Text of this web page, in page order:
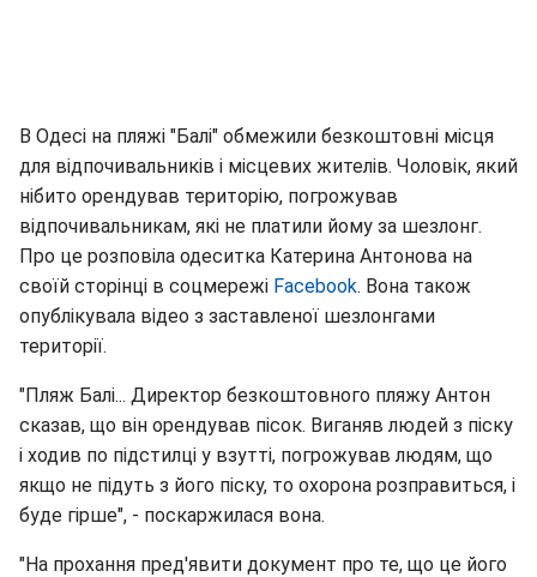
В Одесі на пляжі "Балі" обмежили безкоштовні місця
для відпочивальників і місцевих жителів. Чоловік, який
нібито орендував територію, погрожував
відпочивальникам, які не платили йому за шезлонг.
Про це розповіла одеситка Катерина Антонова на
своїй сторінці в соцмережі Facebook. Вона також
опублікувала відео з заставленої шезлонгами
території.
"Пляж Балі... Директор безкоштовного пляжу Антон
сказав, що він орендував пісок. Виганяв людей з піску
і ходив по підстилці у взутті, погрожував людям, що
якщо не підуть з його піску, то охорона розправиться, і
буде гірше", - поскаржилася вона.
"На прохання пред'явити документ про те, що це його